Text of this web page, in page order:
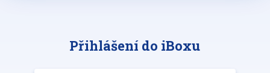
Přihlášení do iBoxu